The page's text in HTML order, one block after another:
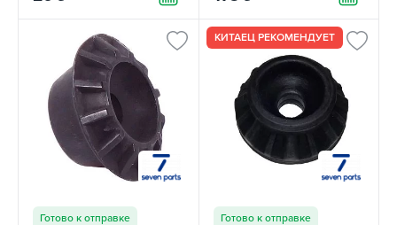
Готово к отправке
КИТАЕЦ РЕКОМЕНДУЕТ
Готово к отправке